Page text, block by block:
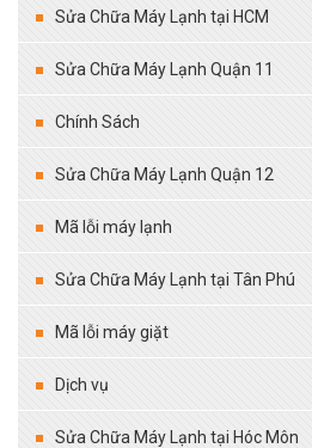
Sửa Chữa Máy Lạnh tại HCM
Sửa Chữa Máy Lạnh Quận 11
Chính Sách
Sửa Chữa Máy Lạnh Quận 12
Mã lỗi máy lạnh
Sửa Chữa Máy Lạnh tại Tân Phú
Mã lỗi máy giặt
Dịch vụ
Sửa Chữa Máy Lạnh tại Hóc Môn